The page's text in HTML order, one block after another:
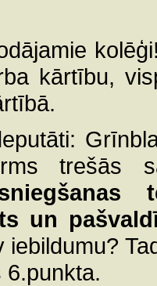
kārtību,
trešās
un
iebildumu?